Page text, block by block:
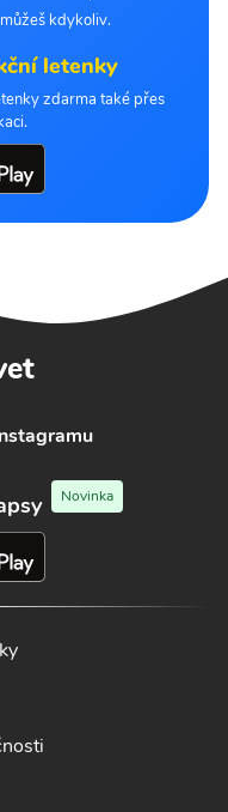
kdykoliv.
letenky
zdarma také přes
Novinka